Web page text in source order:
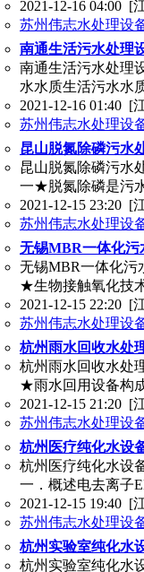
2021-12-16 04:00 [
苏州伟志水处理设
南通生活污水处理
南通生活污水处理
水水质生活污水水
2021-12-16 01:40 [
苏州伟志水处理设
昆山脱氮除磷污水
昆山脱氮除磷污水
一★脱氮除磷是污
2021-12-15 23:20 [
苏州伟志水处理设
无锡MBR一体化污
无锡MBR一体化污
★生物接触氧化技
2021-12-15 22:20 [
苏州伟志水处理设
杭州雨水回收水处
杭州雨水回收水处
★雨水回用设备构
2021-12-15 21:20 [
苏州伟志水处理设
杭州医疗纯化水设
杭州医疗纯化水设
一．概述电去离子
2021-12-15 19:40 [
苏州伟志水处理设
杭州实验室纯化水
杭州实验室纯化水